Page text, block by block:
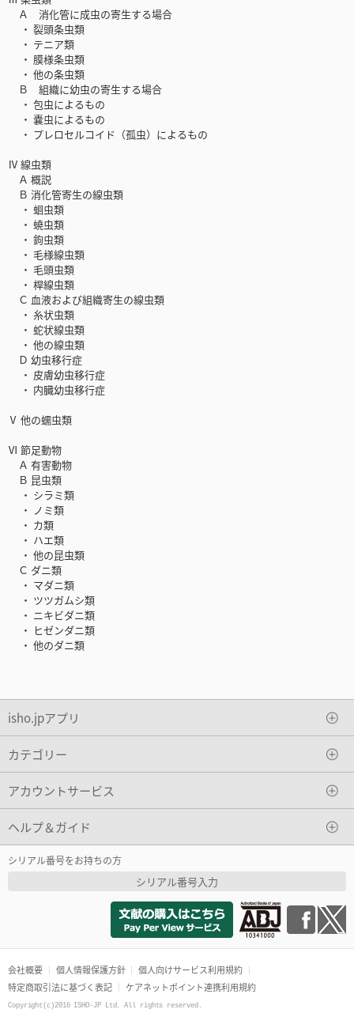
Ａ 消化管に成虫の寄生する場合
・ 裂頭条虫類
・ テニア類
・ 膜様条虫類
・ 他の条虫類
Ｂ 組織に幼虫の寄生する場合
・ 包虫によるもの
・ 嚢虫によるもの
・ プレロセルコイド（孤虫）によるもの
Ⅳ 線虫類
Ａ 概説
Ｂ 消化管寄生の線虫類
・ 蛔虫類
・ 蟯虫類
・ 鉤虫類
・ 毛様線虫類
・ 毛頭虫類
・ 桿線虫類
Ｃ 血液および組織寄生の線虫類
・ 糸状虫類
・ 蛇状線虫類
・ 他の線虫類
Ｄ 幼虫移行症
・ 皮膚幼虫移行症
・ 内臓幼虫移行症
Ⅴ 他の蠕虫類
Ⅵ 節足動物
Ａ 有害動物
Ｂ 昆虫類
・ シラミ類
・ ノミ類
・ カ類
・ ハエ類
・ 他の昆虫類
Ｃ ダニ類
・ マダニ類
・ ツツガムシ類
・ ニキビダニ類
・ ヒゼンダニ類
・ 他のダニ類
isho.jpアプリ
カテゴリー
アカウントサービス
ヘルプ＆ガイド
シリアル番号をお持ちの方
シリアル番号入力
会社概要 個人情報保護方針
個人向けサービス利用規約
特定商取引法に基づく表記
ケアネットポイント連携利用規約
Copyright(c)2016 ISHO-JP Ltd. All rights reserved.